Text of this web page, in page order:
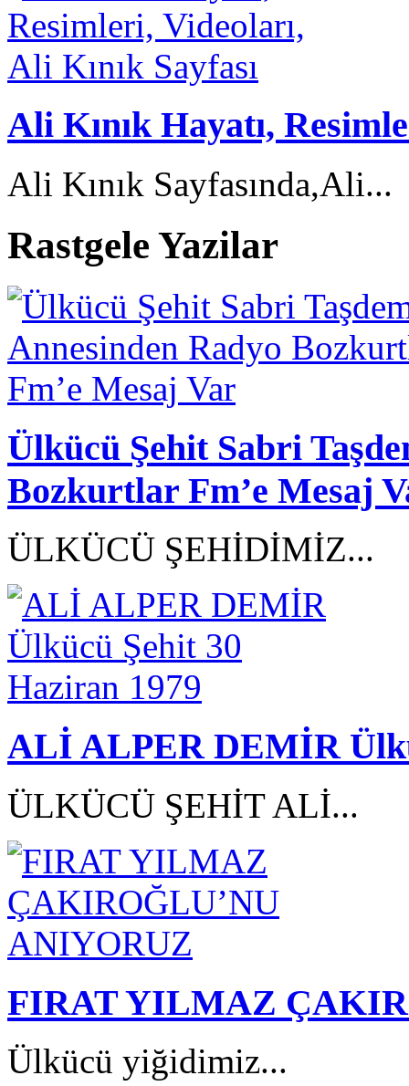
Ali Kınık Hayatı,
Ali Kınık Sayfasında,Ali...
Rastgele Yazilar
Ülkücü Şehit Sabri
Bozkurtlar Fm’e Mesaj
ÜLKÜCÜ ŞEHİDİMİZ...
ALİ ALPER DEMİR
ÜLKÜCÜ ŞEHİT ALİ...
FIRAT YILMAZ
Ülkücü yiğidimiz...